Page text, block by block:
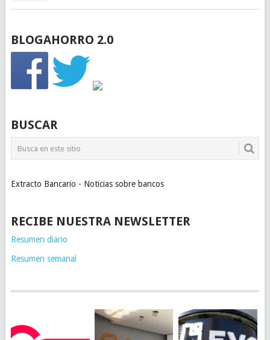
BLOGAHORRO 2.0
BUSCAR
Extracto Bancario - Noticias sobre bancos
RECIBE NUESTRA NEWSLETTER
Resumen diario
Resumen semanal